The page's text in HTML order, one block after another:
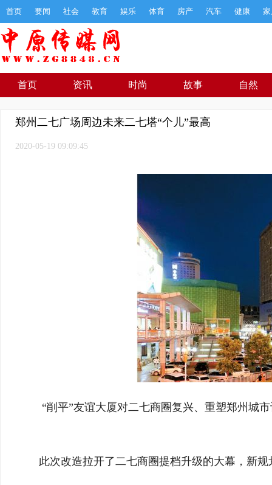
首页 要闻 社会 教育 娱乐 体育 房产 汽车 健康
首页 资讯 时尚 故事 自然
郑州二七广场周边未来二七塔“个儿”最高
2020-05-19 09:09:45
“削平”友谊大厦对二七商圈复兴、重塑郑州城
此次改造拉开了二七商圈提档升级的大幕，新